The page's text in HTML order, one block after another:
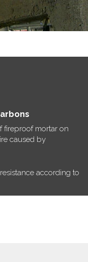
fireproof mortar on
caused by
according to